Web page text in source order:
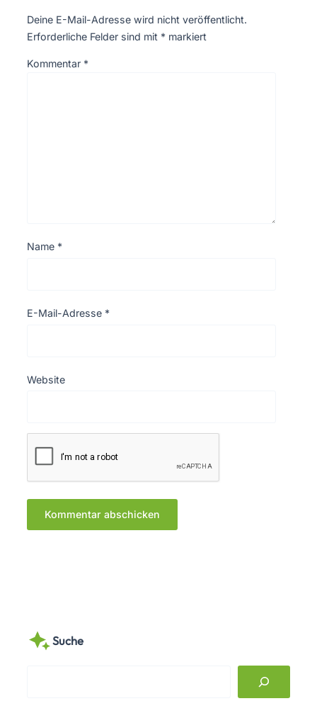
Deine E-Mail-Adresse wird nicht veröffentlicht.
Erforderliche Felder sind mit * markiert
Kommentar *
Name *
E-Mail-Adresse *
Website
Suche